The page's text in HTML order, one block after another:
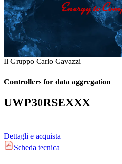
Il Gruppo Carlo Gavazzi
Controllers for data aggregation
UWP30RSEXXX
Dettagli e acquista
Scheda tecnica